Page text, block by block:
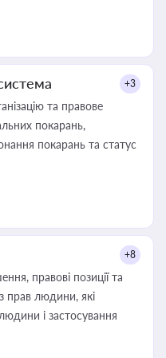
+3
та правове
покарань,
покарань та статус
+8
правові позиції та
прав людини, які
і застосування